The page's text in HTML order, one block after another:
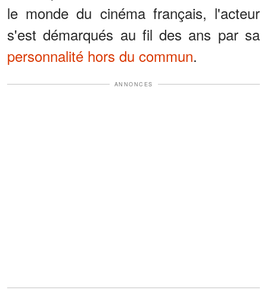
le monde du cinéma français, l'acteur
s'est démarqués au fil des ans par sa
personnalité hors du commun.
ANNONCES